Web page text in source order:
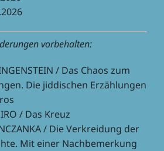
vorbehalten:
/ Das Chaos zum
Die jiddi­schen Erzäh­lun­gen
/ Das Kreuz
/ Die Verkrei­dung der
Mit einer Nach­be­mer­kung